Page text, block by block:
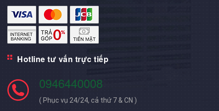
Hotline tư vấn trực tiếp
0946440008
( Phục vụ 24/24, cả thứ 7 & CN )